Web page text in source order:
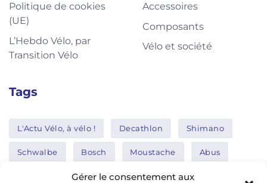
Gérer le consentement aux
Politique de cookies
(UE)
L’Hebdo Vélo, par
Transition Vélo
Accessoires
Composants
Vélo et société
Tags
L'Actu Vélo, à vélo ! Decathlon Shimano
Schwalbe Bosch Moustache Abus
Thule Nakamura